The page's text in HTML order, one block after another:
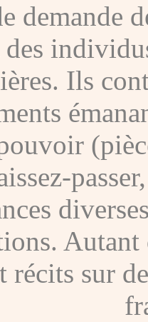
demande
Ils
Autant
récits sur